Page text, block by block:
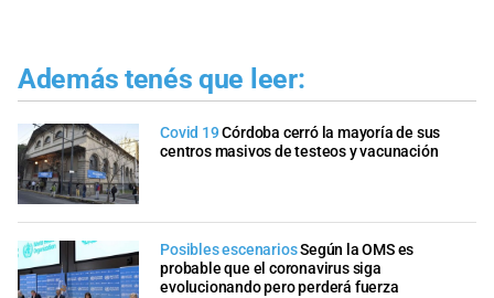
Además tenés que leer:
Covid 19Córdoba cerró la mayoría de sus
centros masivos de testeos y vacunación
Posibles escenariosSegún la OMS es
probable que el coronavirus siga
evolucionando pero perderá fuerza